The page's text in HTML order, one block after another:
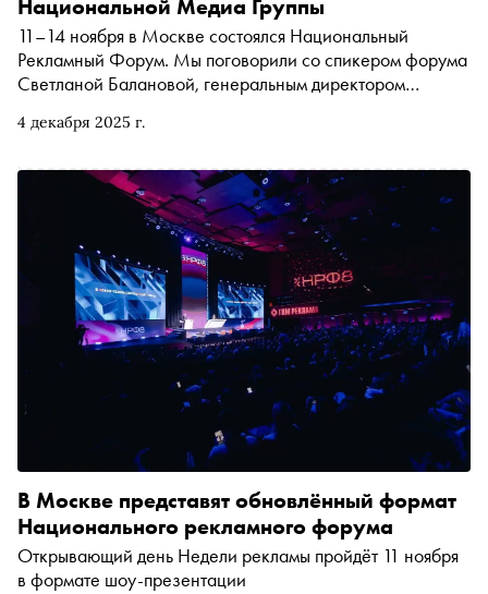
4 декабря 2025 г.
Национальной Медиа Группы
11–14 ноября в Москве состоялся Национальный
Рекламный Форум. Мы поговорили со спикером форума
Светланой Балановой, генеральным директором
между рекламой и самовыражением, о приложении для
В Москве представят обновлённый формат
Национального рекламного форума
Открывающий день Недели рекламы пройдёт 11 ноября
в формате шоу-презентации